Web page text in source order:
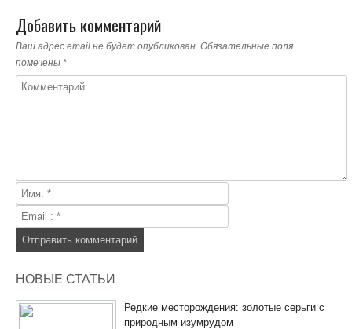
Добавить комментарий
Ваш адрес email не будет опубликован. Обязательные поля
помечены *
НОВЫЕ СТАТЬИ
Редкие месторождения: золотые серьги с
природным изумрудом